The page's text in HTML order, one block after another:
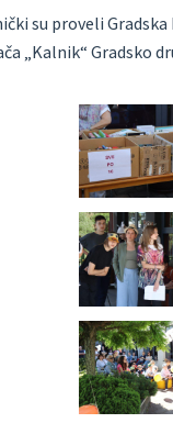
su proveli
„Kalnik“ Gradsko